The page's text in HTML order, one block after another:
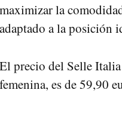
maximizar la
adaptado a la posición
El precio del Selle
femenina, es de 59,90